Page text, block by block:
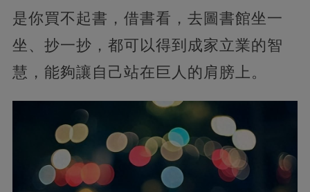
是你買不起書，借書看，去圖書館坐一
坐、抄一抄，都可以得到成家立業的智
慧，能夠讓自己站在巨人的肩膀上。